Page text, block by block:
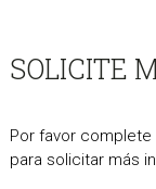
SOLICITE
Por favor complete
para solicitar más